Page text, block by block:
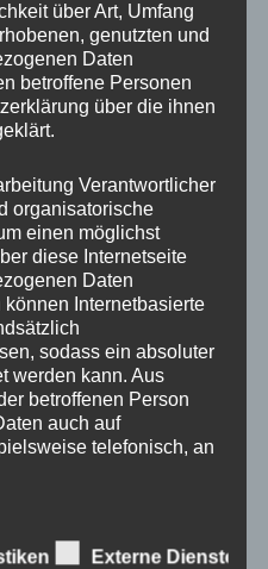
Granit Typ S2h/1
über Art, Umfang
genutzten und
Daten
betroffene Personen
über die ihnen
Verantwortlicher
organisatorische
einen möglichst
diese Internetseite
Daten
Internetbasierte
sodass ein absoluter
werden kann. Aus
betroffenen Person
auch auf
telefonisch, an
Externe Dienste